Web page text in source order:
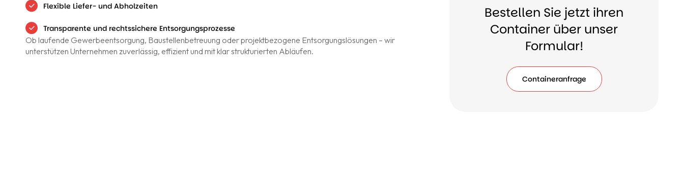
Flexible Liefer- und Abholzeiten
Transparente und rechtssichere Entsorgungsprozesse
Ob laufende Gewerbeentsorgung, Baustellenbetreuung oder projektbezogene Entsorgungslösungen – wir
unterstützen Unternehmen zuverlässig, effizient und mit klar strukturierten Abläufen.
Bestellen Sie jetzt ihren
Container über unser
Formular!
Containeranfrage